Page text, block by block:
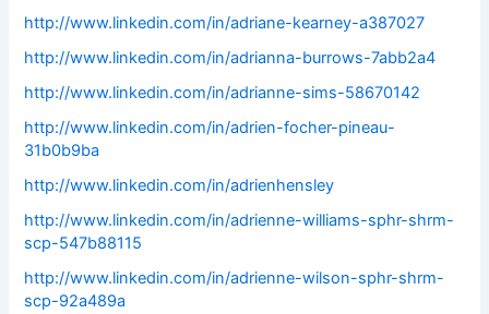
http://www.linkedin.com/in/adriane-kearney-a387027
http://www.linkedin.com/in/adrianna-burrows-7abb2a4
http://www.linkedin.com/in/adrianne-sims-58670142
http://www.linkedin.com/in/adrien-focher-pineau-
31b0b9ba
http://www.linkedin.com/in/adrienhensley
http://www.linkedin.com/in/adrienne-williams-sphr-shrm-
scp-547b88115
http://www.linkedin.com/in/adrienne-wilson-sphr-shrm-
scp-92a489a